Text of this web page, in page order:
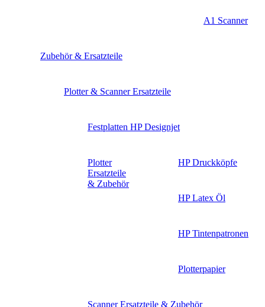
A1 Scanner
Zubehör & Ersatzteile
Plotter & Scanner Ersatzteile
Festplatten HP Designjet
Plotter
Ersatzteile
& Zubehör
HP Druckköpfe
HP Latex Öl
HP Tintenpatronen
Plotterpapier
Scanner Ersatzteile & Zubehör